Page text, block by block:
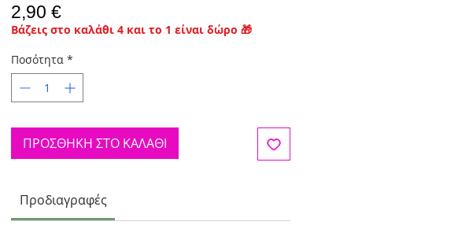
2,90 €Τιμή
Βάζεις στο καλάθι 4 και το 1 είναι δώρο 🎁
Ποσότητα *
ΠΡΟΣΘΗΚΗ ΣΤΟ ΚΑΛΑΘΙ
Προδιαγραφές